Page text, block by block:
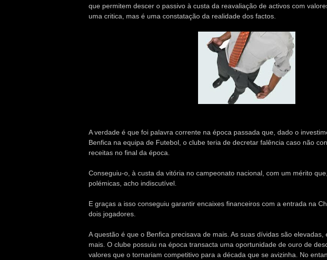
que permitem descer o passivo à custa da reavaliação de activos com
uma critica, mas é uma constatação da realidade dos factos.
A verdade é que foi palavra corrente na época passada que, dado o
Benfica na equipa de Futebol, o clube teria de decretar falência caso não
receitas no final da época.
Conseguiu-o, à custa da vitória no campeonato nacional, com um mérito
polémicas, acho indiscutível.
E graças a isso conseguiu garantir encaixes financeiros com a entrada na
dois jogadores.
A questão é que o Benfica precisava de mais. As suas dívidas são elevadas,
mais. O clube possuiu na época transacta uma oportunidade de ouro de
valores que o tornariam competitivo para a década que se avizinha. No